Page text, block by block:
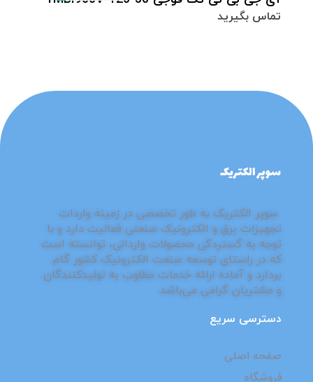
تماس بگیرید
⁮⁮سوپر الکتریک به طور تخصصی در زمینه واردات
تجهیزات برق و الکترونیک صنعتی فعالیت دارد و با
توجه به گستردگی محصولات وارداتی، توانسته است
که در راستای توسعه صنعت الکترونیک کشور گام
بردارد و آماده ارائه خدمات مطلوب به تولیدکنندگان
و مشتریان گرامی می‌باشد.
دسترسی سریع
صفحه اصلی
فروشگاه